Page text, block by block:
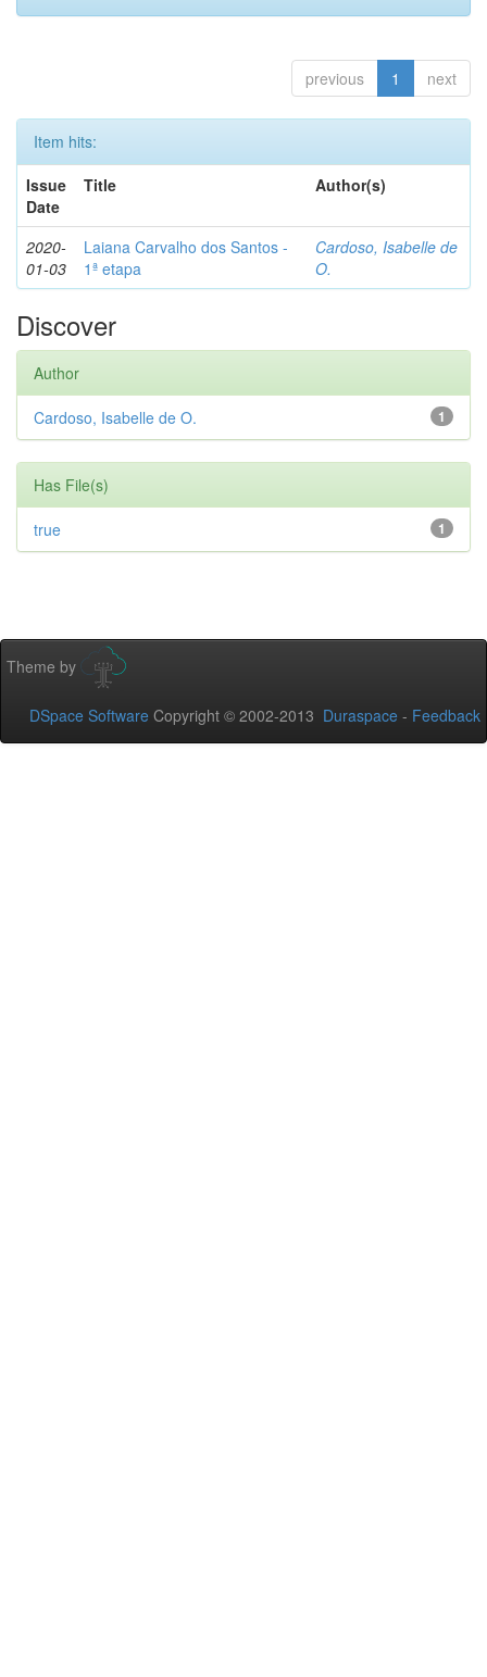
previous 1 next
Item hits:
Issue
Date
Title Author(s)
2020-
01-03
Laiana Carvalho dos Santos -
1ª etapa
Cardoso, Isabelle de
O.
Discover
Author
1
Cardoso, Isabelle de O.
Has File(s)
1
true
Theme by
DSpace Software Copyright © 2002-2013 Duraspace - Feedback